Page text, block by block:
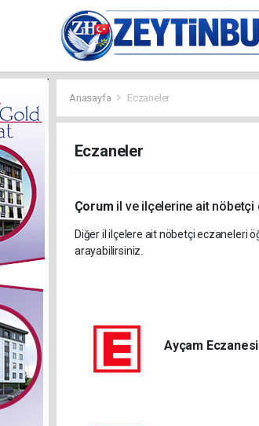
Anasayfa Eczaneler
Eczaneler
Çorum il ve ilçelerine ait nöbetçi
Diğer il ilçelere ait nöbetçi eczaneleri
arayabilirsiniz.
Ayçam Eczanesi